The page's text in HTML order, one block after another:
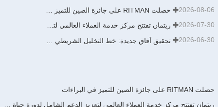
2026-08-06
ريتمان تفتتح مركز خدمة العملاء العالمي لتعزيز الدعم الشامل لدورة حياة العملاء حول العالم 2026-07-30
2026-06-30
حصلت RITMAN على جائزة الصين للتميز في البراءات
ريتمان تفتتح مركز خدمة العملاء العالمي لتعزيز الدعم الشامل لدورة حياة العملاء حول العالم